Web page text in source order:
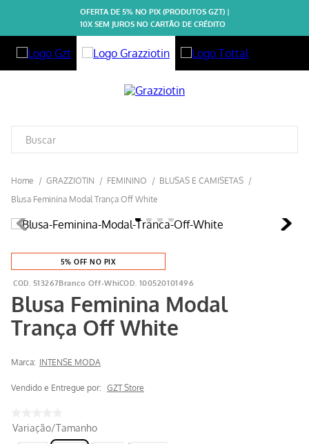
OFERTA DE 5% NO PIX (PRODUTOS GZT) |
10X SEM JUROS NO CARTÃO DE CRÉDITO
GRAZZIOTIN FEMININO
BLUSAS E CAMISETAS
Blusa Feminina Modal Trança Off White
5% OFF NO PIX
513267Branco Off-Whi 100520101496
Blusa Feminina Modal
Trança Off White
Marca: INTENSE MODA
Vendido e Entregue por: GZT Store
Variação/Tamanho